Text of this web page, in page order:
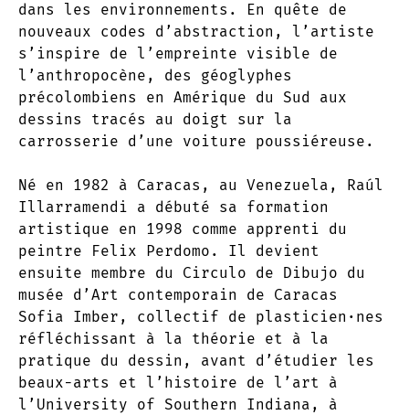
dans les environnements. En quête de
nouveaux codes d’abstraction, l’artiste
s’inspire de l’empreinte visible de
l’anthropocène, des géoglyphes
précolombiens en Amérique du Sud aux
dessins tracés au doigt sur la
carrosserie d’une voiture poussiéreuse.
Né en 1982 à Caracas, au Venezuela, Raúl
Illarramendi a débuté sa formation
artistique en 1998 comme apprenti du
peintre Felix Perdomo. Il devient
ensuite membre du Circulo de Dibujo du
musée d’Art contemporain de Caracas
Sofia Imber, collectif de plasticien·nes
réfléchissant à la théorie et à la
pratique du dessin, avant d’étudier les
beaux-arts et l’histoire de l’art à
l’University of Southern Indiana, à